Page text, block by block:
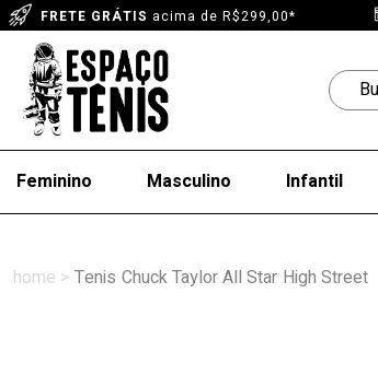
FRETE GRÁTIS acima de R$299,00*
Feminino Masculino Infantil
Tenis Chuck Taylor All Star High Street